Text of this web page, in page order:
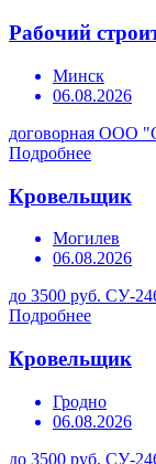
Рабочий
Минск
06.08.2026
договорная ООО
Подробнее
Кровельщик
Могилев
06.08.2026
до 3500 руб. СУ-
Подробнее
Кровельщик
Гродно
06.08.2026
до 3500 руб. СУ-